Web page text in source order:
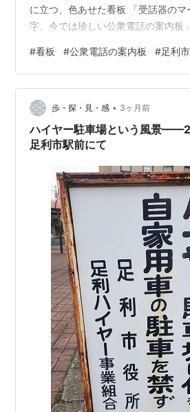
に立つ、色あせた看板 「受話器のマ
字。今では珍しい公衆電話の案内板
書かれていて、右上にはうっすらと
り「この先まっすぐ0.5km行けば公
よ」ということらしい。 でも、ち
が、その“まっすぐ”の方向。 看板は
歩道に面して正面を向いている。 そ
すると、建物の脇に…
#看板 #公衆電話の案内板 #足利市
歩・探・見・感 • 3ヶ月前
ハイヤー駐車場という風景
足利市駅前にて